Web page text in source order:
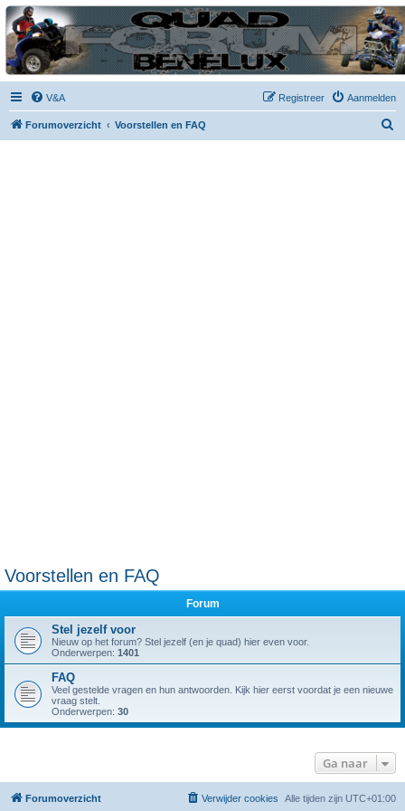
| QFB |
Hét quadforum van de Benelux
V&A Aanmelden
Registreer
Forumoverzicht Voorstellen en FAQ
Voorstellen en FAQ
Forum
Stel jezelf voor
Nieuw op het forum? Stel jezelf (en je quad) hier even voor.
Onderwerpen: 1401
FAQ
Veel gestelde vragen en hun antwoorden. Kijk hier eerst voordat je een nieuwe
vraag stelt.
Onderwerpen: 30
Ga naar
Forumoverzicht Alle tijden zijn UTC+01:00
Verwijder cookies